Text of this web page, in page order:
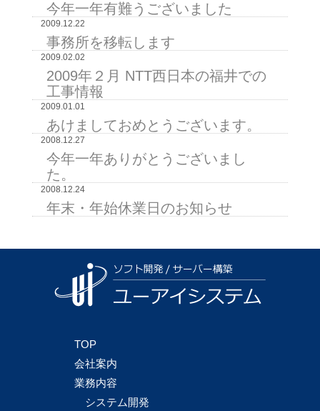
今年一年有難うございました
2009.12.22
事務所を移転します
2009.02.02
2009年２月 NTT西日本の福井での
工事情報
2009.01.01
あけましておめとうございます。
2008.12.27
今年一年ありがとうございまし
た。
2008.12.24
年末・年始休業日のお知らせ
TOP
会社案内
業務内容
システム開発